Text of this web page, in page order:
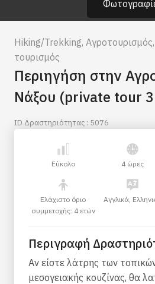
Hiking/Trekking, Αγροτουρισμός,
τουρισμός
Περιηγήση στην
Νάξου (private tour
ID Δραστηριότητας : 5076
Εύκολο 4 ώρες
Ελάχιστο όριο
συμμετοχής: 4 ετών
Αγγλικά,
Περιγραφή
Αν είστε λάτρης των
μεσογειακής κουζίνας, θα